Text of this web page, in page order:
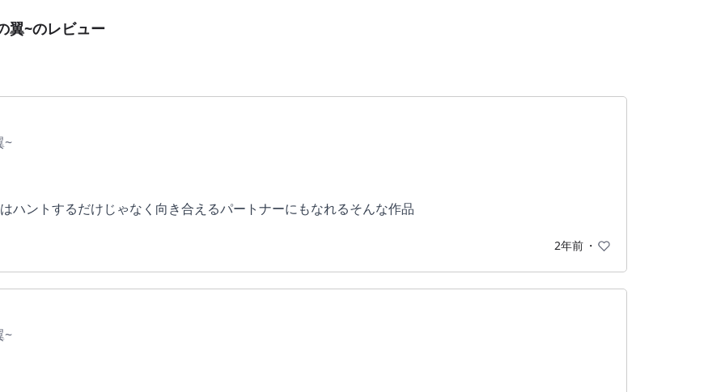
翼~のレビュー
~
ハントするだけじゃなく向き合えるパートナーにもなれるそんな作品
2年前 ・
~